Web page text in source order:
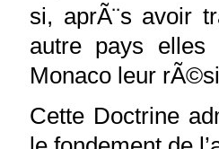
si, aprÃ¨s avoir
autre pays
Monaco leur
Cette Doctrine